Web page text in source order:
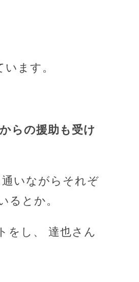
ます。
らの援助も受け
いながらそれぞ
るとか。
をし、 達也さん